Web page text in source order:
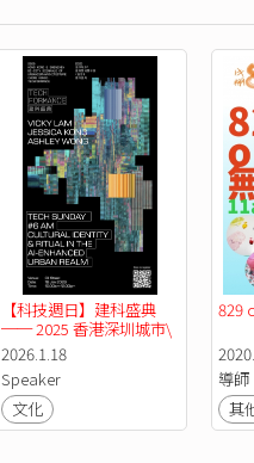
【科技週日】建科盛典
── 2025 香港深圳城市\
建築雙城雙年展：人工智
能城市領域下的文化身份
與儀式
2026.1.18
Speaker
文化
829
導師
其